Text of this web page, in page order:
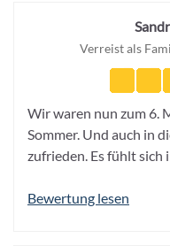
Verreist als
Wir waren nun zum 6.
Sommer. Und auch in
zufrieden. Es fühlt sich
Bewertung lesen